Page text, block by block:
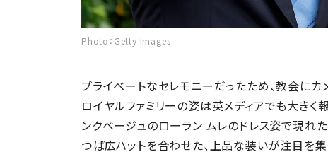
Photo：Getty Images
プライベートなセレモニーだったため、教会に
ロイヤルファミリーの姿は英メディアでも大きく
ンクベージュのローラン ムレのドレス姿で現れ
つば広ハットを合わせた、上品な装いが注目を集